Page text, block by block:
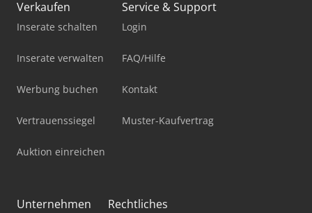
Verkaufen
Inserate schalten
Inserate verwalten
Werbung buchen
Vertrauenssiegel
Auktion einreichen
Service & Support
Login
FAQ/Hilfe
Kontakt
Muster-Kaufvertrag
Unternehmen Rechtliches